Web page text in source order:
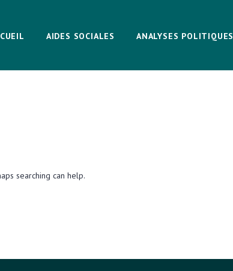
AIDES SOCIALES ANALYSES POLITIQUES
searching can help.